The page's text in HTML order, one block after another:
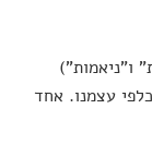
"יאמות" ו"ניאמות")
עצמנו. אחד